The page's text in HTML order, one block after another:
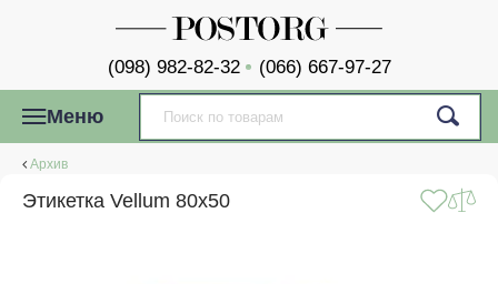
(098) 982-82-32 (066) 667-97-27
Меню
Архив
Этикетка Vellum 80x50